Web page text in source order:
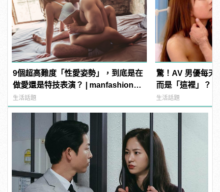
9個超高難度「性愛姿勢」，到底是在
做愛還是特技表演？ | manfashion這
樣變型男
生活話題
驚！AV 男優每天
而是「這裡」？ |
型男
生活話題